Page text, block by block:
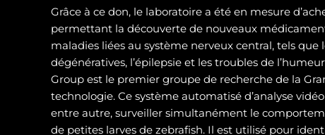
Grâce à ce don, le laboratoire a été en mesure
permettant la découverte de nouveaux
maladies liées au système nerveux central, tels que
dégénératives, l’épilepsie et les troubles de
Group est le premier groupe de recherche de la
technologie. Ce système automatisé d’analyse
entre autre, surveiller simultanément le
de petites larves de zebrafish. Il est utilisé pour